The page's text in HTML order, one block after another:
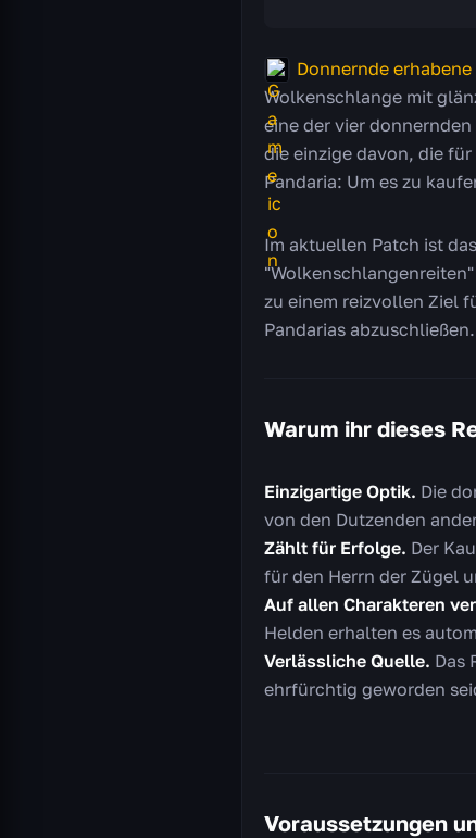
Donnernde
Wolkenschlange mit
eine der vier
die einzige davon, die
Pandaria: Um es zu
Im aktuellen Patch ist
zu einem reizvollen Ziel
Pandarias abzuschließen.
Warum ihr dieses
Einzigartige Optik. Die
von den Dutzenden
Zählt für Erfolge. Der
für den Herrn der Zügel
Auf allen Charakteren
Helden erhalten es
Verlässliche Quelle. Das
ehrfürchtig geworden
Voraussetzungen